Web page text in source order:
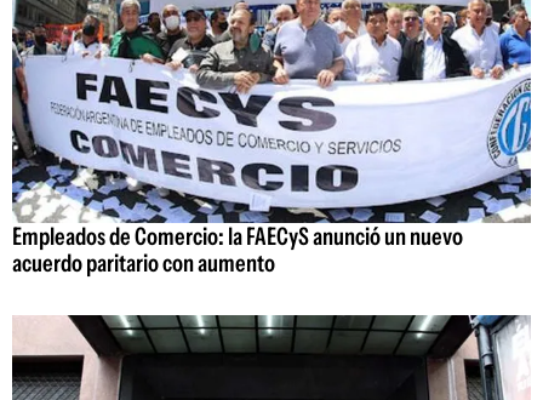
Empleados de Comercio: la FAECyS anunció un nuevo
acuerdo paritario con aumento